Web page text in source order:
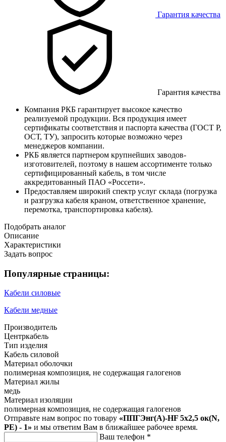
Гарантия качества
Гарантия качества
Компания РКБ гарантирует высокое качество
реализуемой продукции. Вся продукция имеет
сертификаты соответствия и паспорта качества (ГОСТ Р,
ОСТ, ТУ), запросить которые возможно через
менеджеров компании.
РКБ является партнером крупнейших заводов-
изготовителей, поэтому в нашем ассортименте только
сертифицированный кабель, в том числе
аккредитованный ПАО «Россети».
Предоставляем широкий спектр услуг склада (погрузка
и разгрузка кабеля краном, ответственное хранение,
перемотка, транспортировка кабеля).
Подобрать аналог
Описание
Характеристики
Задать вопрос
Популярные страницы:
Кабели силовые
Кабели медные
Производитель
Центркабель
Тип изделия
Кабель силовой
Материал оболочки
полимерная композиция, не содержащая галогенов
Материал жилы
медь
Материал изоляции
полимерная композиция, не содержащая галогенов
Отправьте нам вопрос по товару «ППГЭнг(A)-HF 5х2,5 ок(N,
PE) - 1» и мы ответим Вам в ближайшее рабочее время.
Ваш телефон *